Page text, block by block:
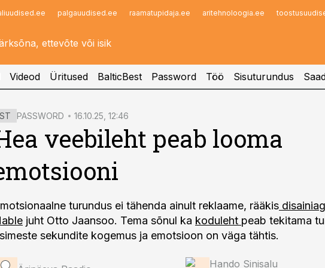
palgauudised.ee raamatupidaja.ee aritehnoloogia.ee
Infopank
Videod Üritused BalticBest Password Töö Sisuturundus
ST PASSWORD 16.10.25, 12:46
veebileht peab looma
turundus ei tähenda ainult reklaame, rääkis
juht Otto Jaansoo. Tema sõnul ka koduleht peab tekitama
sekundite kogemus ja emotsioon on väga tähtis.
Hando Sinisalu